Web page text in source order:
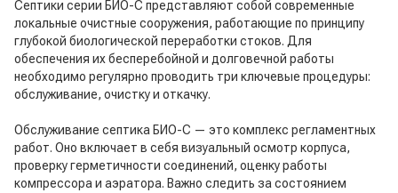
Комплектующие
Наращивание
Обслуживание
Онлайн-запись
Отзывы
Септики серии БИО-С представляют собой современные
локальные очистные сооружения, работающие по принципу
глубокой биологической переработки стоков. Для
обеспечения их бесперебойной и долговечной работы
необходимо регулярно проводить три ключевые процедуры:
обслуживание, очистку и откачку.
Обслуживание септика БИО-С — это комплекс регламентных
работ. Оно включает в себя визуальный осмотр корпуса,
проверку герметичности соединений, оценку работы
компрессора и аэратора. Важно следить за состоянием